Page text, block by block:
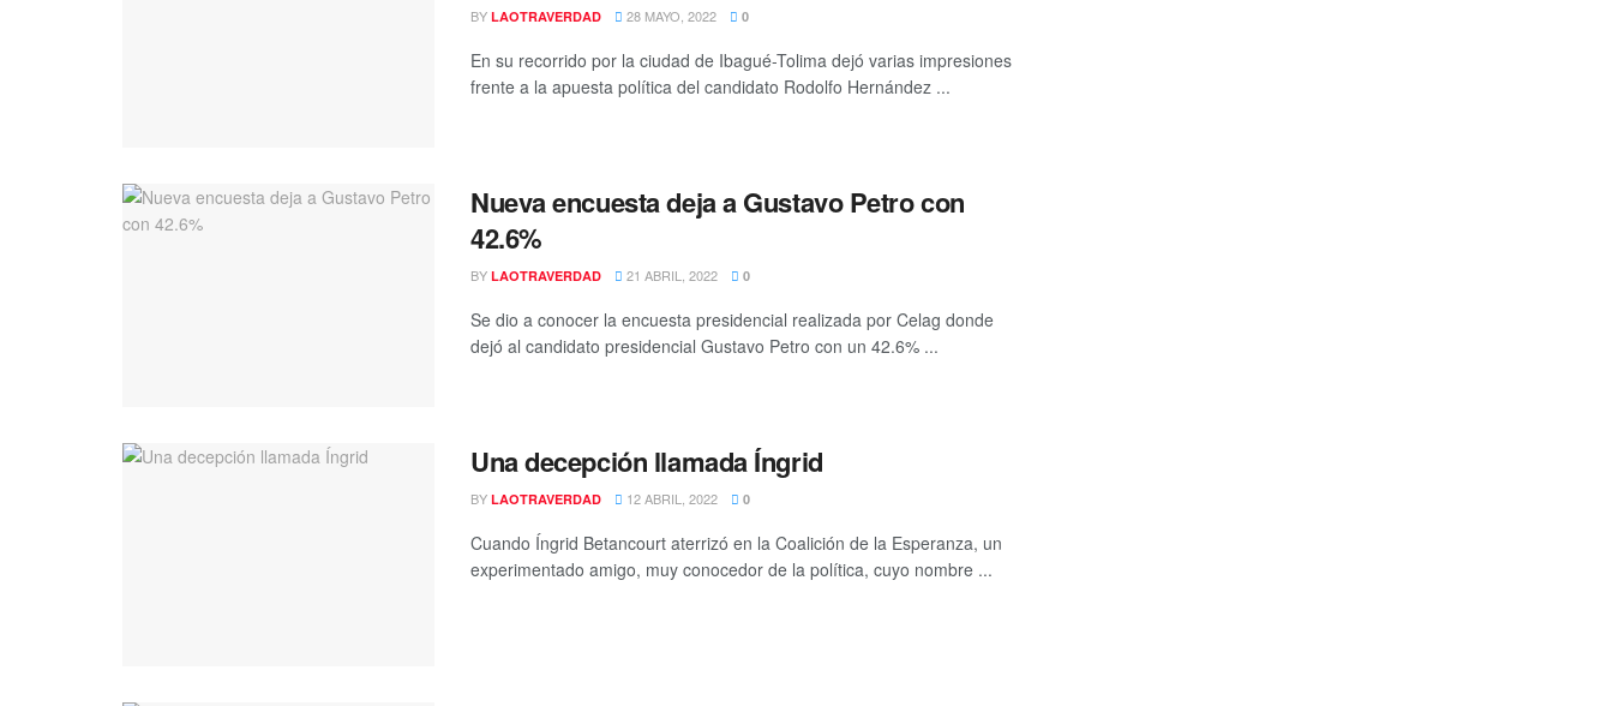
BY LAOTRAVERDAD 28 MAYO, 2022 0
En su recorrido por la ciudad de Ibagué-Tolima dejó varias impresiones
frente a la apuesta política del candidato Rodolfo Hernández ...
Nueva encuesta deja a Gustavo Petro con
42.6%
BY LAOTRAVERDAD 21 ABRIL, 2022 0
Se dio a conocer la encuesta presidencial realizada por Celag donde
dejó al candidato presidencial Gustavo Petro con un 42.6% ...
Una decepción llamada Íngrid
BY LAOTRAVERDAD 12 ABRIL, 2022 0
Cuando Íngrid Betancourt aterrizó en la Coalición de la Esperanza, un
experimentado amigo, muy conocedor de la política, cuyo nombre ...